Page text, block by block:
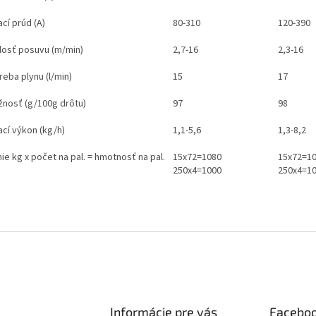
prúd (A)
80-310
120-390
posuvu (m/min)
2,7-16
2,3-16
plynu (l/min)
15
17
(g/100g drôtu)
97
98
výkon (kg/h)
1,1-5,6
1,3-8,2
kg x počet na pal. = hmotnosť na pal. 15x72=1080
250x4=1000
Informácie pre vás